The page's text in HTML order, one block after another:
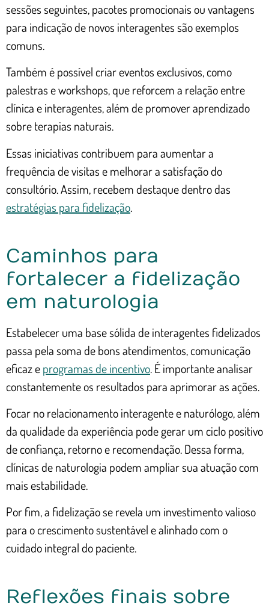
sessões seguintes, pacotes promocionais ou vantagens
para indicação de novos interagentes são exemplos
comuns.
Também é possível criar eventos exclusivos, como
palestras e workshops, que reforcem a relação entre
clínica e interagentes, além de promover aprendizado
sobre terapias naturais.
Essas iniciativas contribuem para aumentar a
frequência de visitas e melhorar a satisfação do
consultório. Assim, recebem destaque dentro das
estratégias para fidelização.
Caminhos para
fortalecer a fidelização
em naturologia
Estabelecer uma base sólida de interagentes fidelizados
passa pela soma de bons atendimentos, comunicação
eficaz eprogramas de incentivo. É importante analisar
constantemente os resultados para aprimorar as ações.
Focar no relacionamento interagente e naturólogo, além
da qualidade da experiência pode gerar um ciclo positivo
de confiança, retorno e recomendação. Dessa forma,
clínicas de naturologia podem ampliar sua atuação com
mais estabilidade.
Por fim, a fidelização se revela um investimento valioso
para o crescimento sustentável e alinhado com o
cuidado integral do paciente.
Reflexões finais sobre